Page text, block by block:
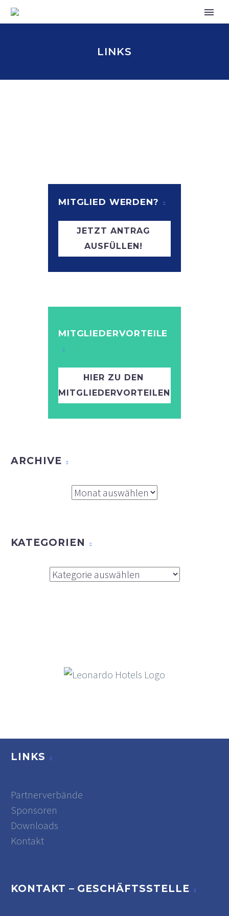
LINKS
MITGLIED WERDEN?
JETZT ANTRAG
AUSFÜLLEN!
MITGLIEDERVORTEILE
HIER ZU DEN
MITGLIEDERVORTEILEN
ARCHIVE
KATEGORIEN
Kategorien
LINKS
Partnerverbände
Sponsoren
Downloads
Kontakt
KONTAKT – GESCHÄFTSSTELLE